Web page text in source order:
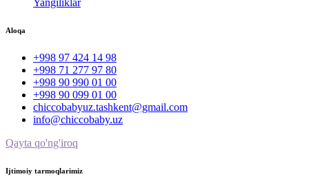
Yangiliklar
Aloqa
+998 97 424 14 98
+998 71 277 97 80
+998 90 990 01 00
+998 90 099 01 00
chiccobabyuz.tashkent@gmail.com
info@chiccobaby.uz
Qayta qo'ng'iroq
Ijtimoiy tarmoqlarimiz